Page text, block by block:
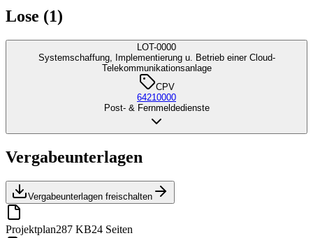
Lose (1)
LOT-0000
Systemschaffung, Implementierung u. Betrieb einer Cloud-
Telekommunikationsanlage
CPV
64210000
Post- & Fernmeldedienste
Vergabeunterlagen
Vergabeunterlagen freischalten
Projektplan287 KB24 Seiten